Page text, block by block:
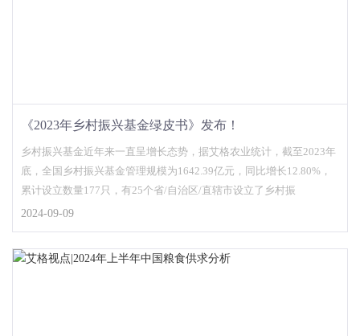
《2023年乡村振兴基金绿皮书》发布！
乡村振兴基金近年来一直呈增长态势，据艾格农业统计，截至2023年
底，全国乡村振兴基金管理规模为1642.39亿元，同比增长12.80%，
累计设立数量177只，有25个省/自治区/直辖市设立了乡村振
2024-09-09